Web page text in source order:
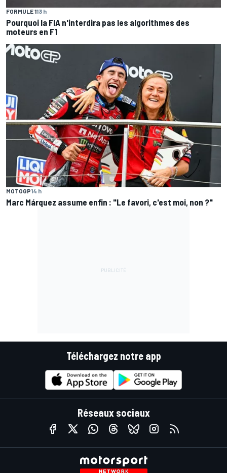
FORMULE 113 h
Pourquoi la FIA n'interdira pas les algorithmes des
moteurs en F1
MOTOGP14 h
Marc Márquez assume enfin : "Le favori, c'est moi, non ?"
Téléchargez notre app
Réseaux sociaux